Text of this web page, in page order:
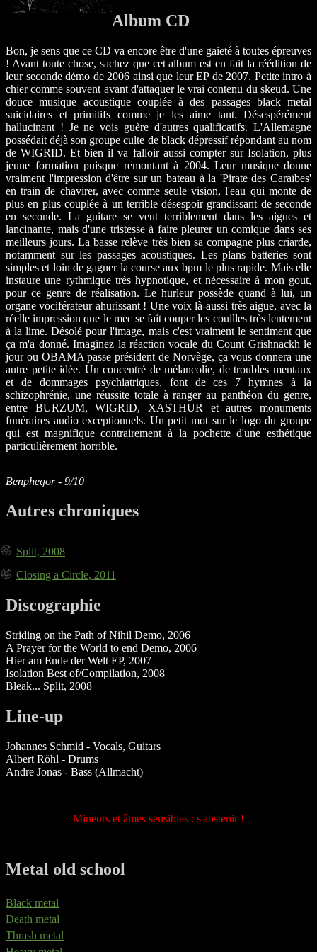
Album CD
Bon, je sens que ce CD va encore être d'une gaieté à toutes épreuves
! Avant toute chose, sachez que cet album est en fait la réédition de
leur seconde démo de 2006 ainsi que leur EP de 2007. Petite intro à
chier comme souvent avant d'attaquer le vrai contenu du skeud. Une
douce musique acoustique couplée à des passages black metal
suicidaires et primitifs comme je les aime tant. Désespérément
hallucinant ! Je ne vois guère d'autres qualificatifs. L'Allemagne
possédait déjà son groupe culte de black dépressif répondant au nom
de WIGRID. Et bien il va falloir aussi compter sur Isolation, plus
jeune formation puisque remontant à 2004. Leur musique donne
vraiment l'impression d'être sur un bateau à la 'Pirate des Caraïbes'
en train de chavirer, avec comme seule vision, l'eau qui monte de
plus en plus couplée à un terrible désespoir grandissant de seconde
en seconde. La guitare se veut terriblement dans les aigues et
lancinante, mais d'une tristesse à faire pleurer un comique dans ses
meilleurs jours. La basse relève très bien sa compagne plus criarde,
notamment sur les passages acoustiques. Les plans batteries sont
simples et loin de gagner la course aux bpm le plus rapide. Mais elle
instaure une rythmique très hypnotique, et nécessaire à mon gout,
pour ce genre de réalisation. Le hurleur possède quand à lui, un
organe vociférateur ahurissant ! Une voix là-aussi très aigue, avec la
réelle impression que le mec se fait couper les couilles très lentement
à la lime. Désolé pour l'image, mais c'est vraiment le sentiment que
ça m'a donné. Imaginez la réaction vocale du Count Grishnackh le
jour ou OBAMA passe président de Norvège, ça vous donnera une
autre petite idée. Un concentré de mélancolie, de troubles mentaux
et de dommages psychiatriques, font de ces 7 hymnes à la
schizophrénie, une réussite totale à ranger au panthéon du genre,
entre BURZUM, WIGRID, XASTHUR et autres monuments
funéraires audio exceptionnels. Un petit mot sur le logo du groupe
qui est magnifique contrairement à la pochette d'une esthétique
particulièrement horrible.
Benphegor - 9/10
Autres chroniques
Split, 2008
Closing a Circle, 2011
Discographie
Striding on the Path of Nihil Demo, 2006
A Prayer for the World to end Demo, 2006
Hier am Ende der Welt EP, 2007
Isolation Best of/Compilation, 2008
Bleak... Split, 2008
Line-up
Johannes Schmid - Vocals, Guitars
Albert Röhl - Drums
Andre Jonas - Bass (Allmacht)
Mineurs et âmes sensibles : s'abstenir !
Metal old school
Black metal
Death metal
Thrash metal